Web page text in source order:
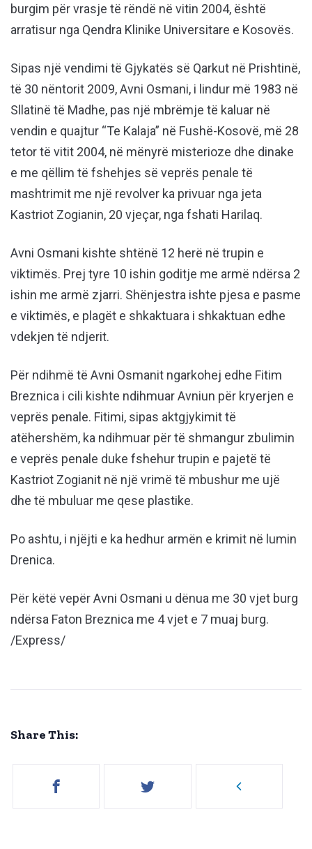
burgim për vrasje të rëndë në vitin 2004, është
arratisur nga Qendra Klinike Universitare e Kosovës.
Sipas një vendimi të Gjykatës së Qarkut në Prishtinë,
të 30 nëntorit 2009, Avni Osmani, i lindur më 1983 në
Sllatinë të Madhe, pas një mbrëmje të kaluar në
vendin e quajtur “Te Kalaja” në Fushë-Kosovë, më 28
tetor të vitit 2004, në mënyrë misterioze dhe dinake
e me qëllim të fshehjes së veprës penale të
mashtrimit me një revolver ka privuar nga jeta
Kastriot Zogianin, 20 vjeçar, nga fshati Harilaq.
Avni Osmani kishte shtënë 12 herë në trupin e
viktimës. Prej tyre 10 ishin goditje me armë ndërsa 2
ishin me armë zjarri. Shënjestra ishte pjesa e pasme
e viktimës, e plagët e shkaktuara i shkaktuan edhe
vdekjen të ndjerit.
Për ndihmë të Avni Osmanit ngarkohej edhe Fitim
Breznica i cili kishte ndihmuar Avniun për kryerjen e
veprës penale. Fitimi, sipas aktgjykimit të
atëhershëm, ka ndihmuar për të shmangur zbulimin
e veprës penale duke fshehur trupin e pajetë të
Kastriot Zogianit në një vrimë të mbushur me ujë
dhe të mbuluar me qese plastike.
Po ashtu, i njëjti e ka hedhur armën e krimit në lumin
Drenica.
Për këtë vepër Avni Osmani u dënua me 30 vjet burg
ndërsa Faton Breznica me 4 vjet e 7 muaj burg.
/Express/
Share This: